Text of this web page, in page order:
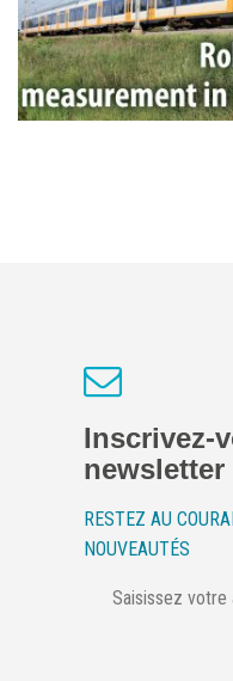
Inscrivez-
newsletter
RESTEZ AU
NOUVEAUTÉS